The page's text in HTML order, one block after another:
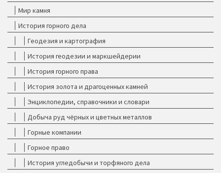
Мир камня
История горного дела
Геодезия и картография
История геодезии и маркшейдерии
История горного права
История золота и драгоценных камней
Энциклопедии, справочники и словари
Добыча руд чёрных и цветных металлов
Горные компании
Горное право
История угледобычи и торфяного дела